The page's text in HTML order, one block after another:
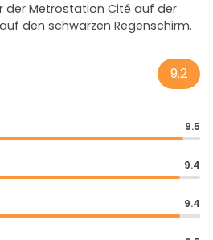
der Metrostation Cité auf der
den schwarzen Regenschirm.
9.2
9.5
9.4
9.4